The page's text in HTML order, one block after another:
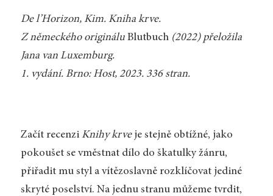
De l’Horizon, Kim. Kniha krve.
Z německého origináluBlutbuch(2022) přeložila
Jana van Luxemburg.
1. vydání. Brno: Host, 2023. 336 stran.
Začít recenzi Knihy krveje stejně obtížné, jako
pokoušet se vměstnat dílo do škatulky žánru,
přiřadit mu styl a vítězoslavně rozklíčovat jediné
skryté poselství. Na jednu stranu můžeme tvrdit,